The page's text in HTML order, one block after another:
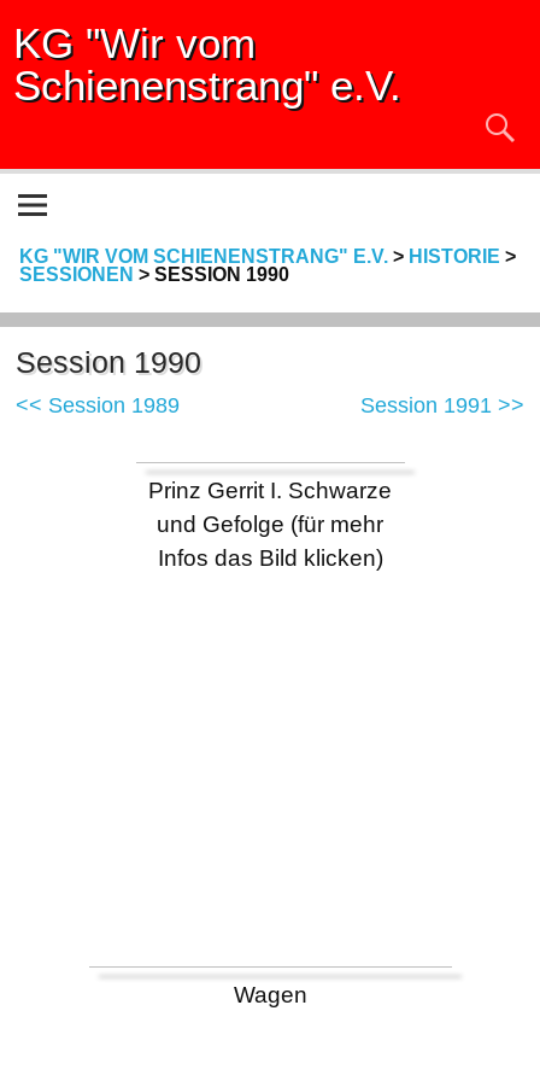
KG "Wir vom
Schienenstrang" e.V.
KG "WIR VOM SCHIENENSTRANG" E.V.> HISTORIE >
SESSIONEN > SESSION 1990
Session 1990
<< Session 1989 Session 1991 >>
Prinz Gerrit I. Schwarze
und Gefolge (für mehr
Infos das Bild klicken)
Wagen